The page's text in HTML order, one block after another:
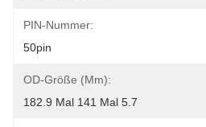
PIN-Nummer:
50pin
OD-Größe (mm):
182.9 Mal 141 Mal 5.7